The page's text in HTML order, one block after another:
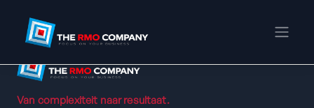
Van complexiteit naar resultaat.